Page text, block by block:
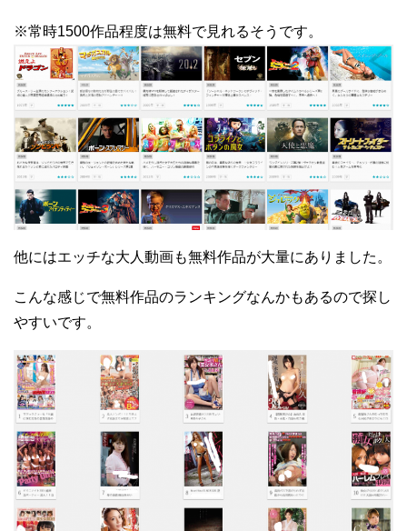
※常時1500作品程度は無料で見れるそうです。
他にはエッチな大人動画も無料作品が大量にありました。
こんな感じで無料作品のランキングなんかもあるので探し
やすいです。